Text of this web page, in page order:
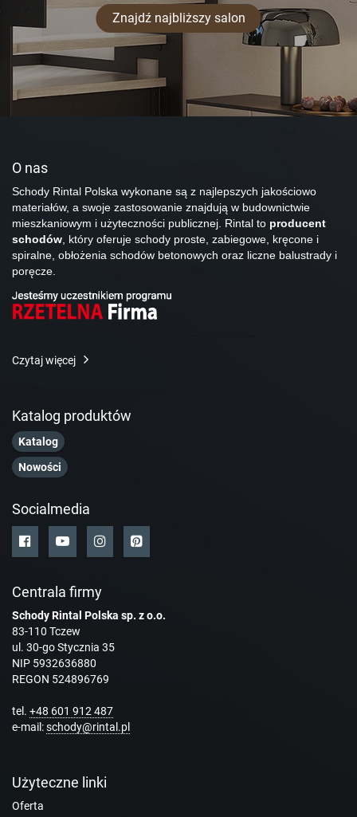
Znajdź najbliższy salon
O nas
Schody Rintal Polska wykonane są z najlepszych jakościowo
materiałów, a swoje zastosowanie znajdują w budownictwie
mieszkaniowym i użyteczności publicznej. Rintal to producent
schodów, który oferuje schody proste, zabiegowe, kręcone i
spiralne, obłożenia schodów betonowych oraz liczne balustrady i
poręcze.
Czytaj więcej
Katalog produktów
Katalog
Nowości
Socialmedia
Centrala firmy
Schody Rintal Polska sp. z o.o.
83-110 Tczew
ul. 30-go Stycznia 35
NIP 5932636880
REGON 524896769
tel. +48 601 912 487
e-mail:schody@rintal.pl
Użyteczne linki
Oferta